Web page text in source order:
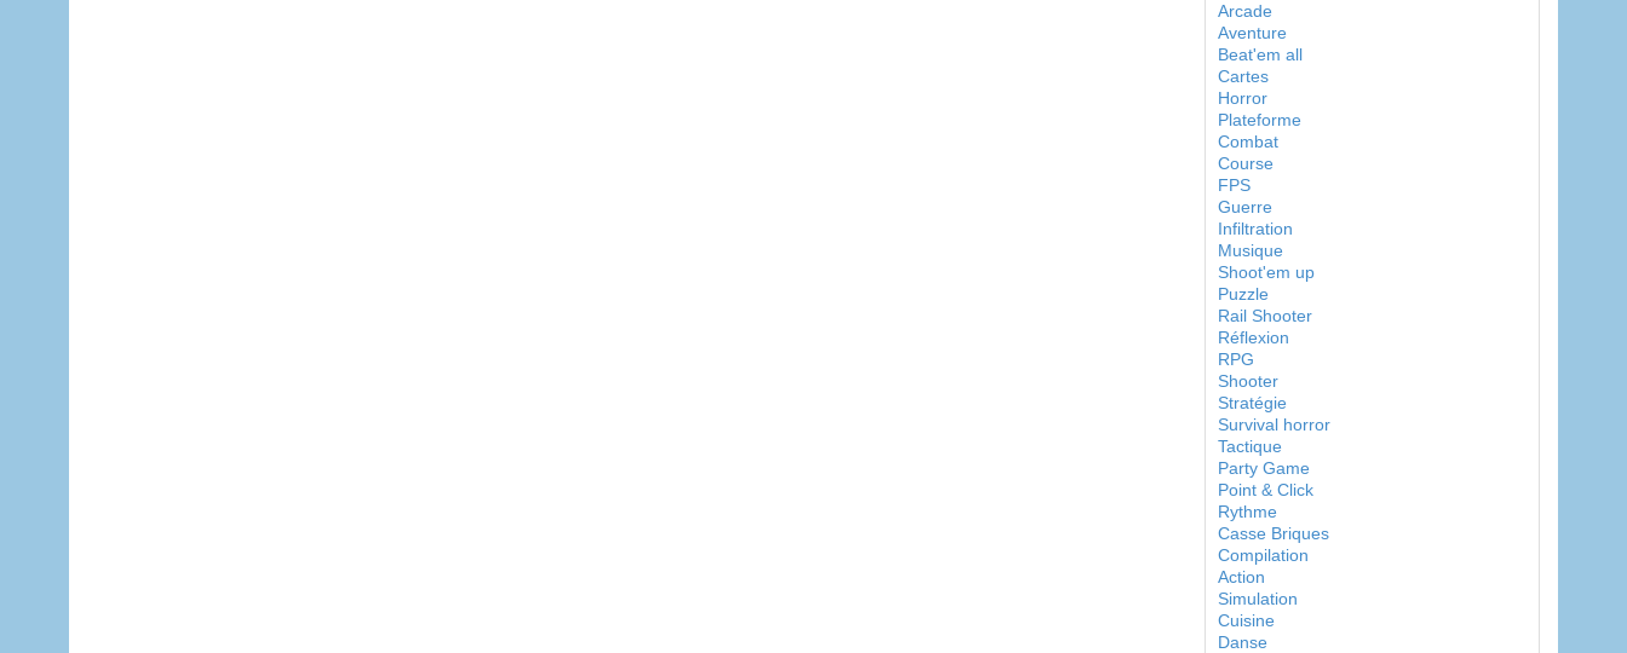
Arcade
Aventure
Beat'em all
Cartes
Horror
Plateforme
Combat
Course
FPS
Guerre
Infiltration
Musique
Shoot'em up
Puzzle
Rail Shooter
Réflexion
RPG
Shooter
Stratégie
Survival horror
Tactique
Party Game
Point & Click
Rythme
Casse Briques
Compilation
Action
Simulation
Cuisine
Danse